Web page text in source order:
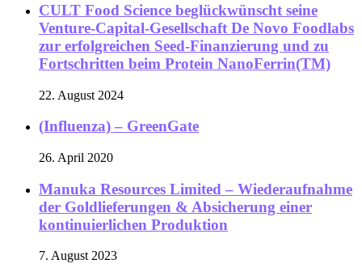
CULT Food Science beglückwünscht seine
Venture-Capital-Gesellschaft De Novo Foodlabs
zur erfolgreichen Seed-Finanzierung und zu
Fortschritten beim Protein NanoFerrin(TM)
22. August 2024
(Influenza) – GreenGate
26. April 2020
Manuka Resources Limited – Wiederaufnahme
der Goldlieferungen & Absicherung einer
kontinuierlichen Produktion
7. August 2023